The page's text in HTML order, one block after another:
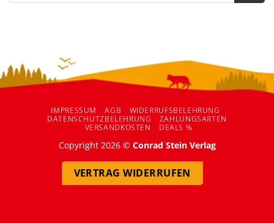
IMPRESSUM AGB
WIDERRUFSBELEHRUNG
DATENSCHUTZBELEHRUNG
ZAHLUNGSARTEN
VERSANDKOSTEN
DEALS %
Copyright 2026 © Conrad Stein Verlag
VERTRAG WIDERRUFEN